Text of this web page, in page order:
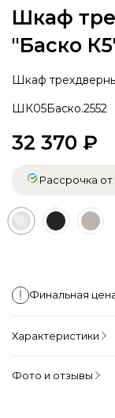
Шкаф
"Баско
Шкаф
ШК05Баско.2552
32 370 ₽
Рассрочка от
Финальная
Характеристики
Фото и отзывы